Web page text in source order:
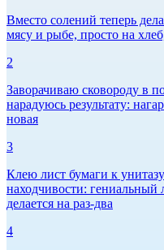
Вместо солений теперь
мясу и рыбе, просто на
2
Заворачиваю сковороду в
нарадуюсь результату:
новая
3
Клею лист бумаги к
находчивости: гениальный
делается на раз-два
4